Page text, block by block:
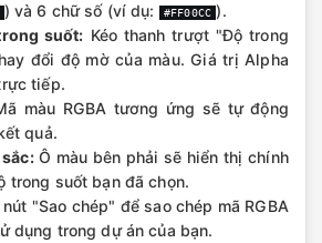
) và 6 chữ số (ví dụ: #FF00CC ).
suốt: Kéo thanh trượt "Độ trong
đổi độ mờ của màu. Giá trị Alpha
tiếp.
màu RGBA tương ứng sẽ tự động
quả.
Ô màu bên phải sẽ hiển thị chính
trong suốt bạn đã chọn.
nút "Sao chép" để sao chép mã RGBA
dụng trong dự án của bạn.